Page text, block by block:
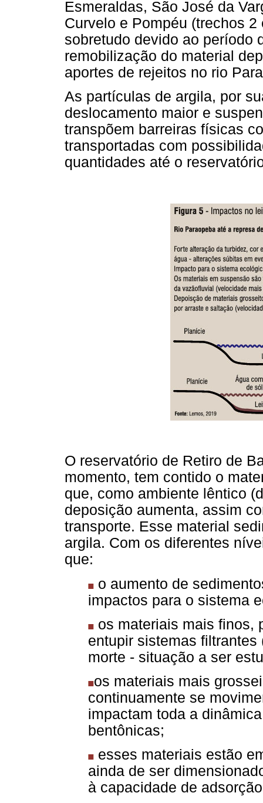
Esmeraldas, São José da
Curvelo e Pompéu (trechos
sobretudo devido ao período
remobilização do material
aportes de rejeitos no rio
As partículas de argila, por
deslocamento maior e
transpõem barreiras físicas
transportadas com
quantidades até o
O reservatório de Retiro de
momento, tem contido o
que, como ambiente lêntico
deposição aumenta, assim
transporte. Esse material
argila. Com os diferentes
que:
o aumento de
impactos para o sistema
os materiais mais finos,
entupir sistemas
morte - situação a ser
os materiais mais
continuamente se
impactam toda a
bentônicas;
esses materiais estão
ainda de ser
à capacidade de